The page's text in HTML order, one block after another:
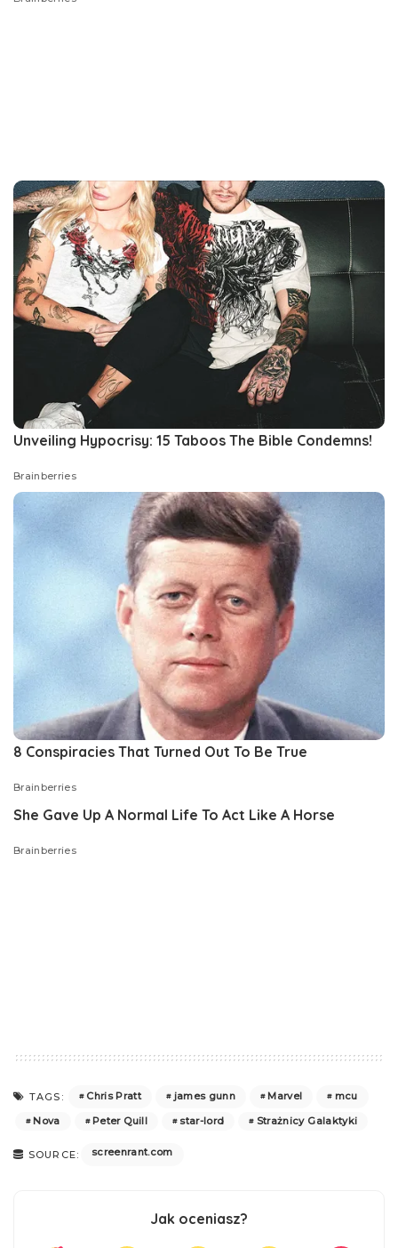
TAGS: Chris Pratt james gunn Marvel
mcu
Nova
Peter Quill star-lord Strażnicy Galaktyki
SOURCE: screenrant.com
Jak oceniasz?